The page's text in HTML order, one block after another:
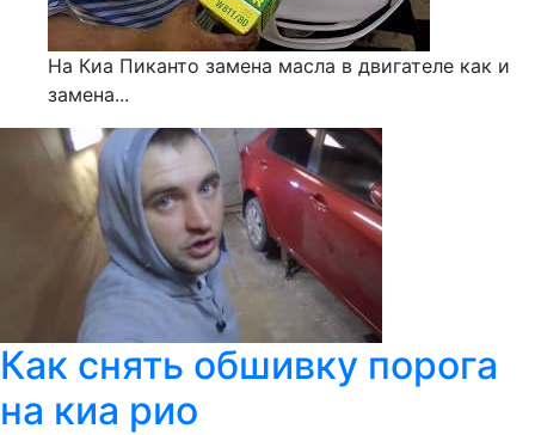
На Киа Пиканто замена масла в двигателе как и
замена...
Как снять обшивку порога
на киа рио